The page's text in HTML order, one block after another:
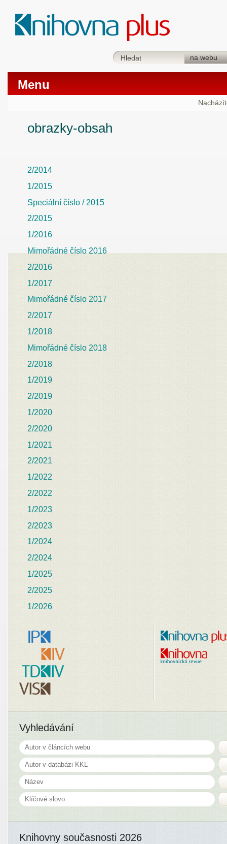
Menu
obrazky-obsah
2/2014
1/2015
Speciální číslo / 2015
2/2015
1/2016
Mimořádné číslo 2016
2/2016
1/2017
Mimořádné číslo 2017
2/2017
1/2018
Mimořádné číslo 2018
2/2018
1/2019
2/2019
1/2020
2/2020
1/2021
2/2021
1/2022
2/2022
1/2023
2/2023
1/2024
2/2024
1/2025
2/2025
1/2026
Vyhledávání
Knihovny současnosti 2026